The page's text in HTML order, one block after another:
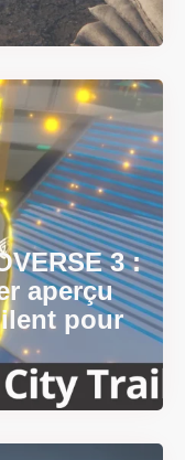
3 :
aperçu
pour